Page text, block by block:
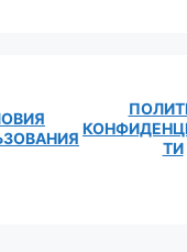
ТИ